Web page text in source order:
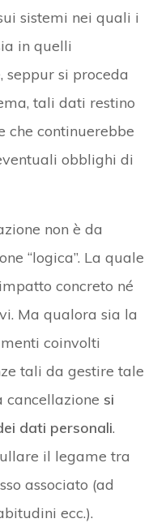
sistemi nei quali i
in quelli
seppur si proceda
tali dati restino
che continuerebbe
obblighi di
non è da
“logica”. La quale
concreto né
Ma qualora sia la
coinvolti
tali da gestire tale
cancellazione si
dati personali.
il legame tra
associato (ad
ecc.).